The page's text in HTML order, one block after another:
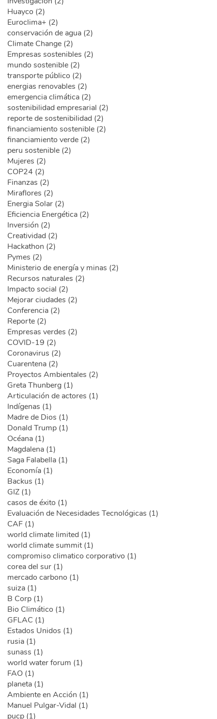
Huayco (2)
Euroclima+ (2)
conservación de agua (2)
Climate Change (2)
Empresas sostenibles (2)
mundo sostenible (2)
transporte público (2)
energias renovables (2)
emergencia climática (2)
sostenibilidad empresarial (2)
reporte de sostenibilidad (2)
financiamiento sostenible (2)
financiamiento verde (2)
peru sostenible (2)
Mujeres (2)
COP24 (2)
Finanzas (2)
Miraflores (2)
Energia Solar (2)
Eficiencia Energética (2)
Inversión (2)
Creatividad (2)
Hackathon (2)
Pymes (2)
Ministerio de energía y minas (2)
Recursos naturales (2)
Impacto social (2)
Mejorar ciudades (2)
Conferencia (2)
Reporte (2)
Empresas verdes (2)
COVID-19 (2)
Coronavirus (2)
Cuarentena (2)
Proyectos Ambientales (2)
Greta Thunberg (1)
Articulación de actores (1)
Indígenas (1)
Madre de Dios (1)
Donald Trump (1)
Océana (1)
Magdalena (1)
Saga Falabella (1)
Economía (1)
Backus (1)
GIZ (1)
casos de éxito (1)
Evaluación de Necesidades Tecnológicas (1)
CAF (1)
world climate limited (1)
world climate summit (1)
compromiso climatico corporativo (1)
corea del sur (1)
mercado carbono (1)
suiza (1)
B Corp (1)
Bio Climático (1)
GFLAC (1)
Estados Unidos (1)
rusia (1)
sunass (1)
world water forum (1)
FAO (1)
planeta (1)
Ambiente en Acción (1)
Manuel Pulgar-Vidal (1)
pucp (1)